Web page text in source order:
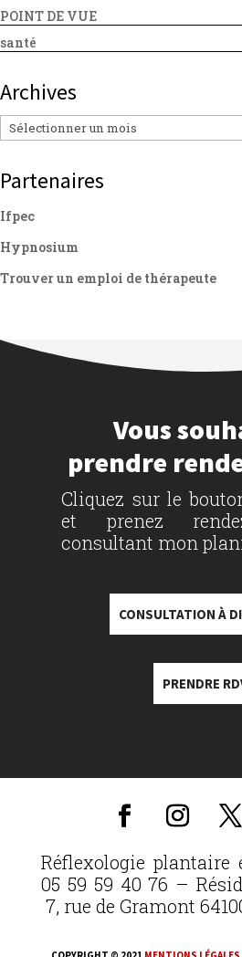
POINT DE VUE
santé
Archives
Archives
Partenaires
Ifpec
Hypnosium
Trouver un emploi de thérapeute
Vous
prendre
Cliquez sur le
et prenez
consultant mon
CONSULTATION À
PRENDRE
Réflexologie
05 59 59 40 76 –
7, rue de Gramont